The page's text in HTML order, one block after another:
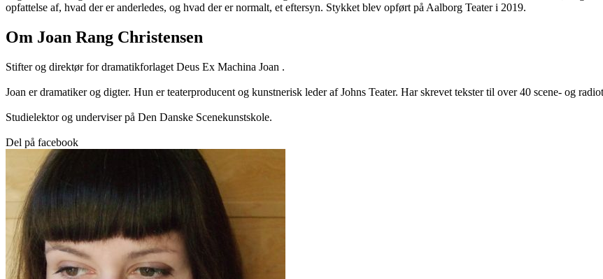
opfattelse af, hvad der er anderledes, og hvad der er normalt, et eftersyn. Stykket blev opført på Aalborg Teater i 2019.
Om Joan Rang Christensen
Stifter og direktør for dramatikforlaget Deus Ex Machina Joan .
Joan er dramatiker og digter. Hun er teaterproducent og kunstnerisk leder af Johns Teater. Har skrevet tekster til over 40 scene- og
Studielektor og underviser på Den Danske Scenekunstskole.
Del på facebook